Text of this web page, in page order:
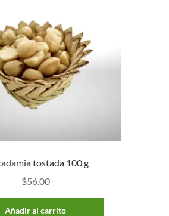
tostada 100 g
$56.00
Añadir al carrito